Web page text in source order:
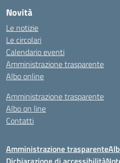
Novità
Le notizie
Le circolari
Calendario eventi
Amministrazione trasparente
Albo online
Amministrazione trasparente
Albo on line
Contatti
Amministrazione trasparente